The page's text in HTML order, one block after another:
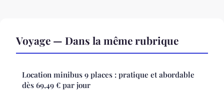
Voyage — Dans la même rubrique
Location minibus 9 places : pratique et abordable
dès 69,49 € par jour